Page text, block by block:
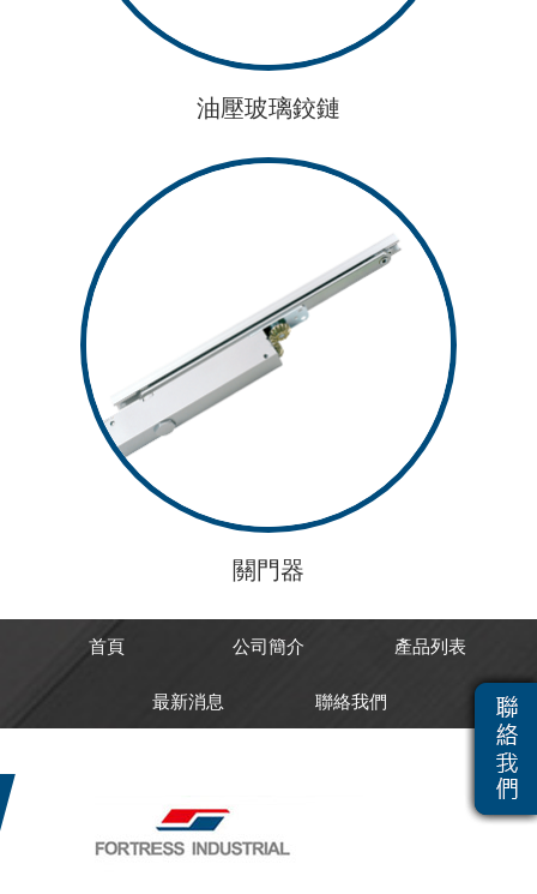
油壓玻璃鉸鏈
關門器
首頁 公司簡介 產品列表
最新消息 聯絡我們